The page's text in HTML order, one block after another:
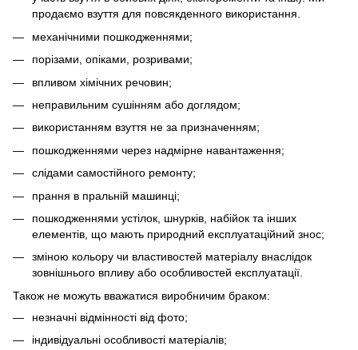
продаємо взуття для повсякденного використання.
механічними пошкодженнями;
порізами, опіками, розривами;
впливом хімічних речовин;
неправильним сушінням або доглядом;
використанням взуття не за призначенням;
пошкодженнями через надмірне навантаження;
слідами самостійного ремонту;
прання в пральній машинці;
пошкодженнями устілок, шнурків, набійок та інших
елементів, що мають природний експлуатаційний знос;
зміною кольору чи властивостей матеріалу внаслідок
зовнішнього впливу або особливостей експлуатації.
Також не можуть вважатися виробничим браком:
незначні відмінності від фото;
індивідуальні особливості матеріалів;